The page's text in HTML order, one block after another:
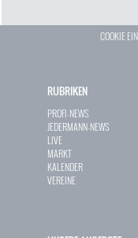
COOKIE
RUBRIKEN
PROFI-NEWS
JEDERMANN-NEWS
LIVE
MARKT
KALENDER
VEREINE